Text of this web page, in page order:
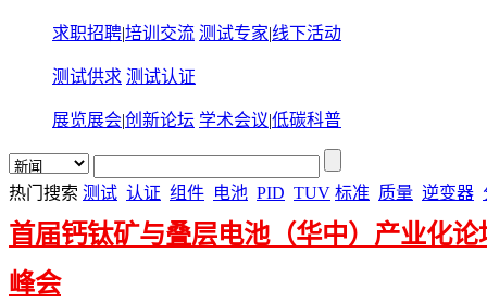
求职招聘|培训交流 测试专家|线下活动
测试供求 测试认证
展览展会|创新论坛 学术会议|低碳科普
热门搜索 测试 认证 组件 电池 PID TUV 标准 质量 逆变器
首届钙钛矿与叠层电池（华中）产业化论
峰会